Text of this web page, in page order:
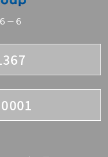
いただき、物件に
を提案していただ
考えの方へアド
来像がイメージで
、マスト条件3つ
(笑)
いかがでした
－６